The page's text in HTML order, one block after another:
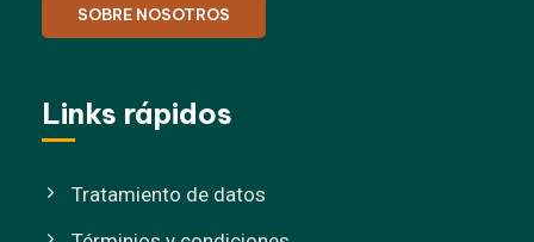
SOBRE NOSOTROS
Links rápidos
Tratamiento de datos